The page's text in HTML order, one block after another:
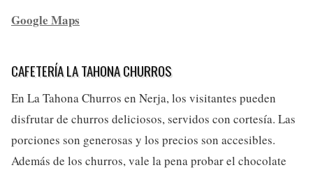
Google Maps
CAFETERÍA LA TAHONA CHURROS
En La Tahona Churros en Nerja, los visitantes pueden
disfrutar de churros deliciosos, servidos con cortesía. Las
porciones son generosas y los precios son accesibles.
Además de los churros, vale la pena probar el chocolate